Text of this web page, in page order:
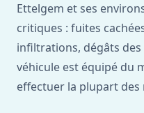
Ettelgem et ses
critiques : fuites
infiltrations, dégâts
véhicule est équipé du
effectuer la plupart